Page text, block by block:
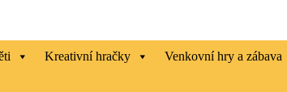
Kreativní hračky Venkovní hry a zábava